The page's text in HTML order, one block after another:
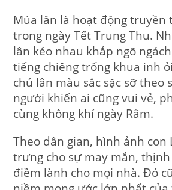
Múa lân là hoạt động truyền
trong ngày Tết Trung Thu.
lân kéo nhau khắp ngõ
tiếng chiêng trống khua inh
chú lân màu sắc sặc sỡ theo
người khiến ai cũng vui vẻ,
cùng không khí ngày Rằm.
Theo dân gian, hình ảnh con
trưng cho sự may mắn,
điềm lành cho mọi nhà. Đó